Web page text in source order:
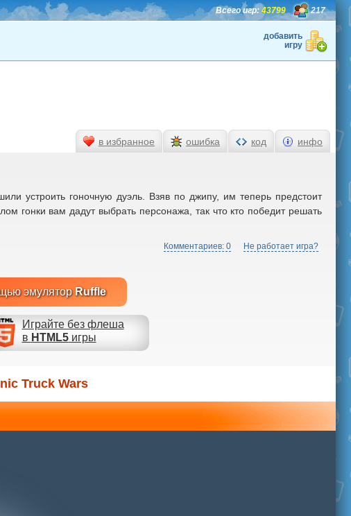
217
Всего игр:43799
добавить
игру
устроить гоночную дуэль. Взяв по джипу, им теперь предстоит
гонки вам дадут выбрать персонажа, так что кто победит решать
Комментариев: 0 Не работает игра?
эмулятор Ruffle
Играйте без флеша
в HTML5игры
в избранное ошибка код инфо
Truck Wars